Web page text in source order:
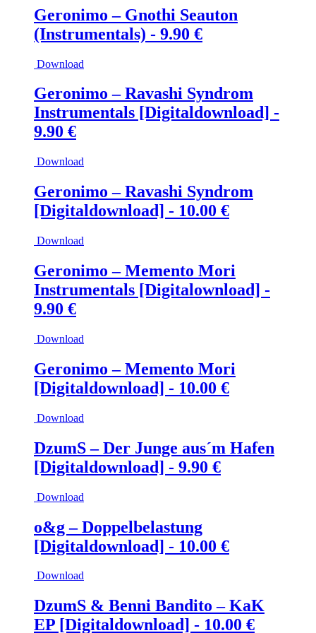
Geronimo – Gnothi Seauton
(Instrumentals) - 9.90 €
Download
Geronimo – Ravashi Syndrom
Instrumentals [Digitaldownload] -
9.90 €
Download
Geronimo – Ravashi Syndrom
[Digitaldownload] - 10.00 €
Download
Geronimo – Memento Mori
Instrumentals [Digitalownload] -
9.90 €
Download
Geronimo – Memento Mori
[Digitaldownload] - 10.00 €
Download
DzumS – Der Junge aus´m Hafen
[Digitaldownload] - 9.90 €
Download
o&g – Doppelbelastung
[Digitaldownload] - 10.00 €
Download
DzumS & Benni Bandito – KaK
EP [Digitaldownload] - 10.00 €